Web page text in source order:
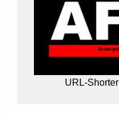
URL-Shorter